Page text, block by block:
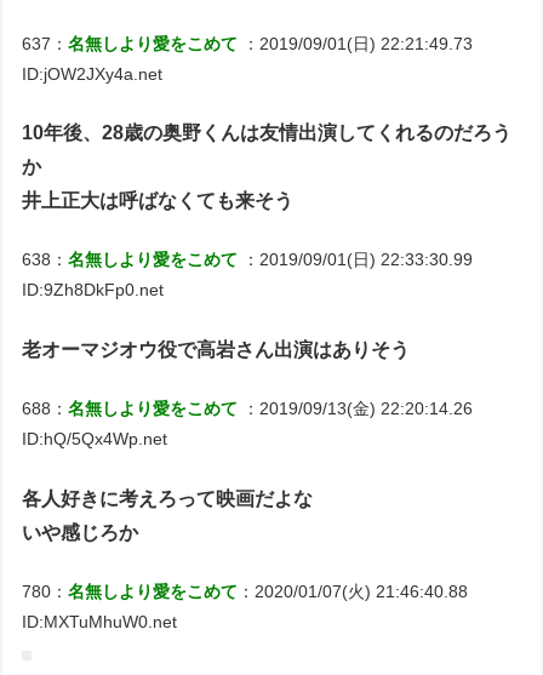
637：名無しより愛をこめて
：2019/09/01(日) 22:21:49.73
ID:jOW2JXy4a.net
10年後、28歳の奥野くんは友情出演してくれるのだろう
か
井上正大は呼ばなくても来そう
638：名無しより愛をこめて
：2019/09/01(日) 22:33:30.99
ID:9Zh8DkFp0.net
老オーマジオウ役で高岩さん出演はありそう
688：名無しより愛をこめて
：2019/09/13(金) 22:20:14.26
ID:hQ/5Qx4Wp.net
各人好きに考えろって映画だよな
いや感じろか
780：名無しより愛をこめて ：2020/01/07(火) 21:46:40.88
ID:MXTuMhuW0.net